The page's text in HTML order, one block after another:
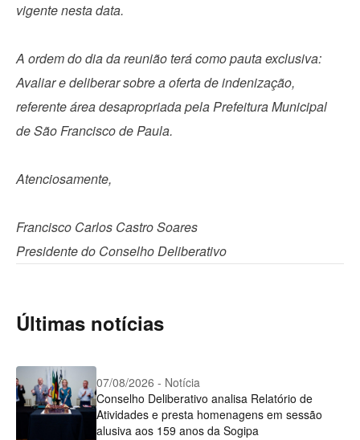
vigente nesta data.
A ordem do dia da reunião terá como pauta exclusiva:
Avaliar e deliberar sobre a oferta de indenização,
referente área desapropriada pela Prefeitura Municipal
de São Francisco de Paula.
Atenciosamente,
Francisco Carlos Castro Soares
Presidente do Conselho Deliberativo
Últimas notícias
07/08/2026 - Notícia
Conselho Deliberativo analisa Relatório de
Atividades e presta homenagens em sessão
alusiva aos 159 anos da Sogipa